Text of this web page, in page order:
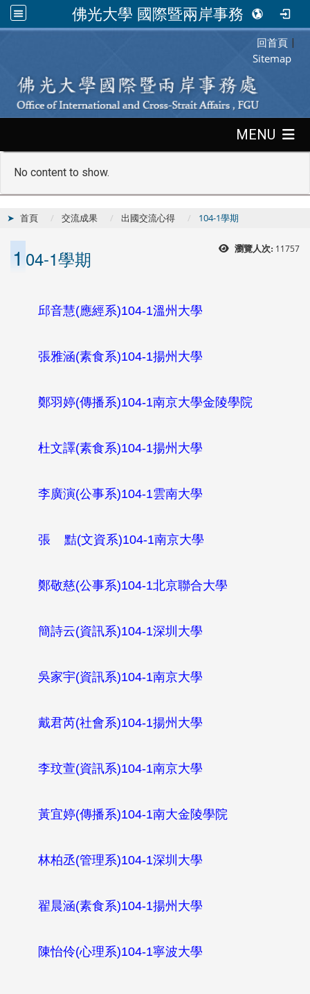
佛光大學 國際暨兩岸事務處
:::
回首頁 |
Sitemap
MENU
No content to show.
首頁 交流成果 出國交流心得 104-1學期
瀏覽人次: 11757
1 04-1學期
邱音慧(應經系)104-1溫州大學
張雅涵(素食系)104-1揚州大學
鄭羽婷(傳播系)104-1南京大學金陵學院
杜文譯(素食系)104-1揚州大學
李廣演(公事系)104-1雲南大學
張 黠(文資系)104-1南京大學
鄭敬慈(公事系)104-1北京聯合大學
簡詩云(資訊系)104-1深圳大學
吳家宇(資訊系)104-1南京大學
戴君芮(社會系)104-1揚州大學
李玟萱(資訊系)104-1南京大學
黃宜婷(傳播系)104-1南大金陵學院
林柏丞(管理系)104-1深圳大學
翟晨涵(素食系)104-1揚州大學
陳怡伶(心理系)104-1寧波大學